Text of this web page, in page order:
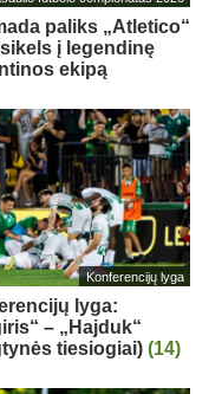
paliks „Atletico“
į legendinę
ekipą
Konferencijų lyga
lyga:
– „Hajduk“
tiesiogiai) (14)